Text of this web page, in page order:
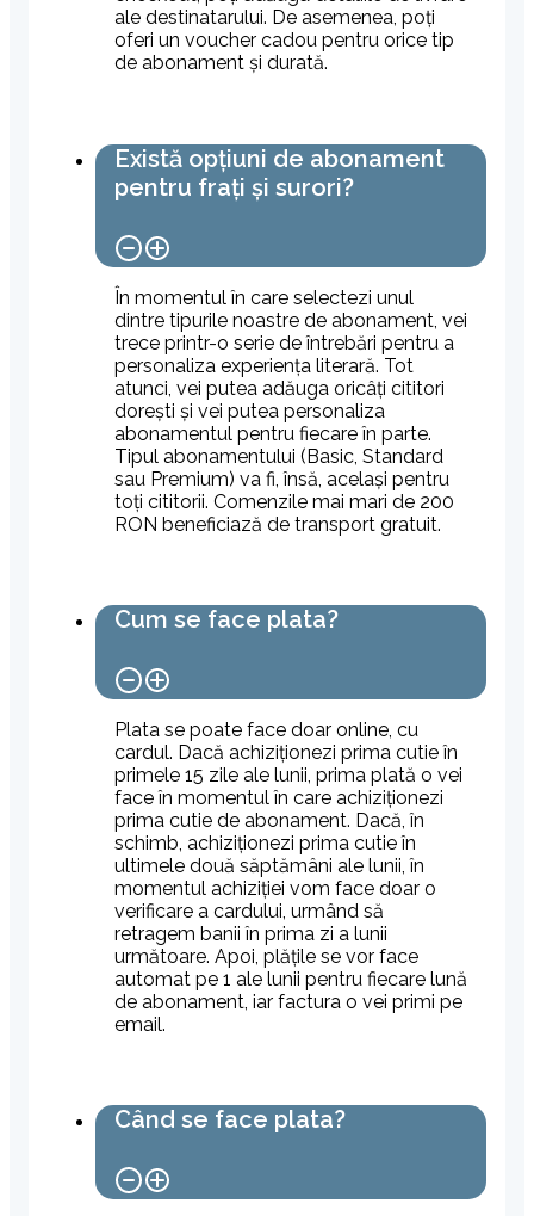
ale destinatarului. De asemenea, poți
oferi un voucher cadou pentru orice tip
de abonament și durată.
Există opțiuni de abonament
pentru frați și surori?
În momentul în care selectezi unul
dintre tipurile noastre de abonament, vei
trece printr-o serie de întrebări pentru a
personaliza experiența literară. Tot
atunci, vei putea adăuga oricâți cititori
dorești și vei putea personaliza
abonamentul pentru fiecare în parte.
Tipul abonamentului (Basic, Standard
sau Premium) va fi, însă, același pentru
toți cititorii. Comenzile mai mari de 200
RON beneficiază de transport gratuit.
Cum se face plata?
Plata se poate face doar online, cu
cardul. Dacă achiziționezi prima cutie în
primele 15 zile ale lunii, prima plată o vei
face în momentul în care achiziționezi
prima cutie de abonament. Dacă, în
schimb, achiziționezi prima cutie în
ultimele două săptămâni ale lunii, în
momentul achiziției vom face doar o
verificare a cardului, urmând să
retragem banii în prima zi a lunii
următoare. Apoi, plățile se vor face
automat pe 1 ale lunii pentru fiecare lună
de abonament, iar factura o vei primi pe
email.
Când se face plata?